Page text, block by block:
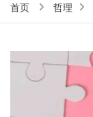
首页 哲理